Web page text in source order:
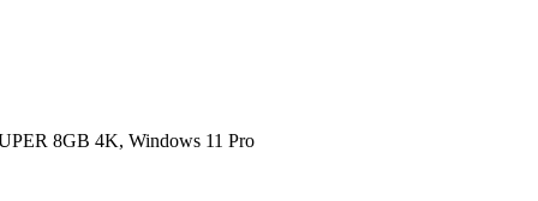
8GB 4K, Windows 11 Pro